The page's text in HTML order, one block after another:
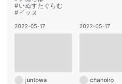
#いぬすたぐらむ
#イッヌ
2022-05-17
juntowa
2022-05-17
chanoiro